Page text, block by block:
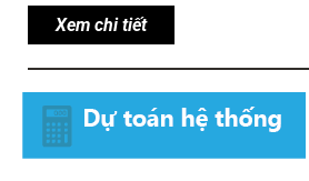
Xem chi tiết